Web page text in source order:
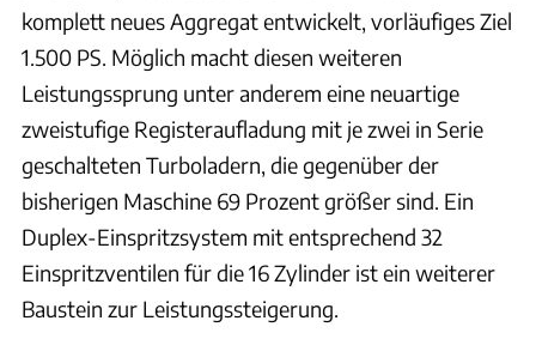
komplett neues Aggregat entwickelt, vorläufiges Ziel
1.500 PS. Möglich macht diesen weiteren
Leistungssprung unter anderem eine neuartige
zweistufige Registeraufladung mit je zwei in Serie
geschalteten Turboladern, die gegenüber der
bisherigen Maschine 69 Prozent größer sind. Ein
Duplex-Einspritzsystem mit entsprechend 32
Einspritzventilen für die 16 Zylinder ist ein weiterer
Baustein zur Leistungssteigerung.